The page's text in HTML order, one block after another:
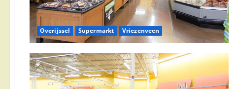
Overijssel Supermarkt Vriezenveen